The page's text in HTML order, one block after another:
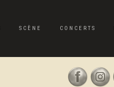
SCÈNE CONCERTS